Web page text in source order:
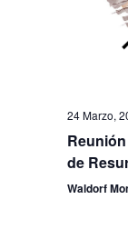
24 Marzo,
de
Waldorf